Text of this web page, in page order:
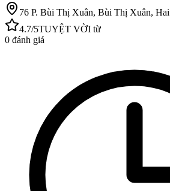
76 P. Bùi Thị Xuân, Bùi Thị Xuân,
4.7/5TUYỆT VỜI từ
0 đánh giá